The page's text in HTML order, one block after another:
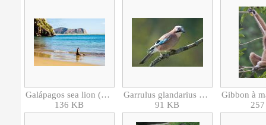
Galápagos sea lion (Zalophus wollebaeki) in Punta Pitt, San Cristóbal Island, Galápagos Islands, Ecuador.jpg
136 KB
Garrulus glandarius 1 Luc Viatour.jpg
91 KB